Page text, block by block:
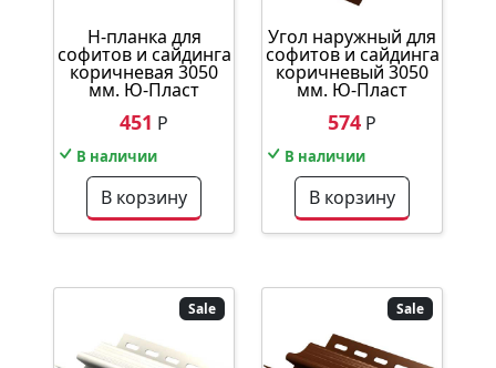
Н-планка для
софитов и сайдинга
коричневая 3050
мм. Ю-Пласт
451 Р
В наличии
В корзину
Угол наружный для
софитов и сайдинга
коричневый 3050
мм. Ю-Пласт
574 Р
В наличии
В корзину
Sale Sale